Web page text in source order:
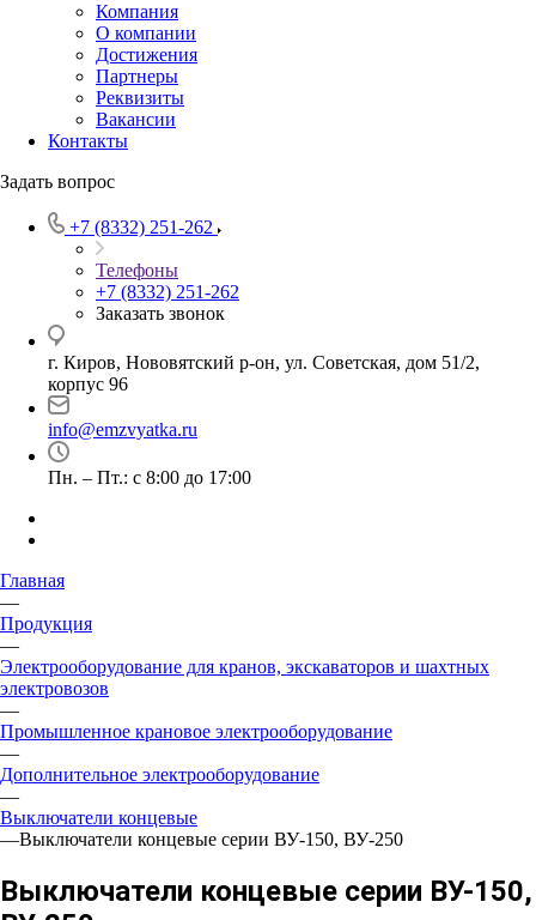
Компания
О компании
Достижения
Партнеры
Реквизиты
Вакансии
Контакты
Задать вопрос
+7 (8332) 251-262
Телефоны
+7 (8332) 251-262
Заказать звонок
г. Киров, Нововятский р-он, ул. Советская, дом 51/2,
корпус 96
info@emzvyatka.ru
Пн. – Пт.: с 8:00 до 17:00
Главная
—
Продукция
—
Электрооборудование для кранов, экскаваторов и шахтных
электровозов
—
Промышленное крановое электрооборудование
—
Дополнительное электрооборудование
—
Выключатели концевые
—Выключатели концевые серии ВУ-150, ВУ-250
Выключатели концевые серии ВУ-150,